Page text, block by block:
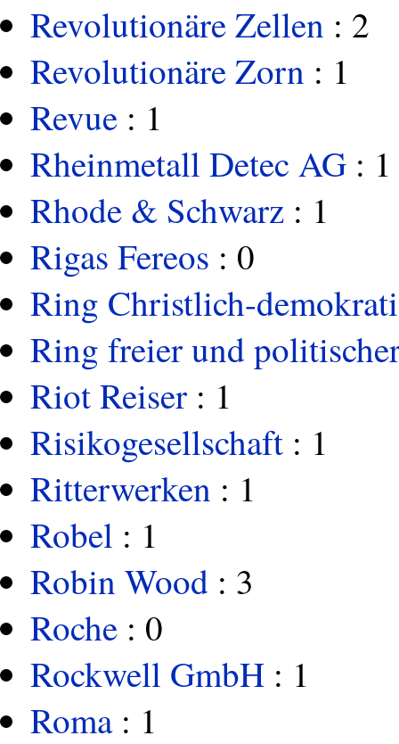
Revolutionäre Zellen : 2
Revolutionäre Zorn : 1
Revue : 1
Rheinmetall Detec AG : 1
Rhode & Schwarz : 1
Rigas Fereos : 0
Ring Christlich-
Ring freier und
Riot Reiser : 1
Risikogesellschaft : 1
Ritterwerken : 1
Robel : 1
Robin Wood : 3
Roche : 0
Rockwell GmbH : 1
Roma: 1